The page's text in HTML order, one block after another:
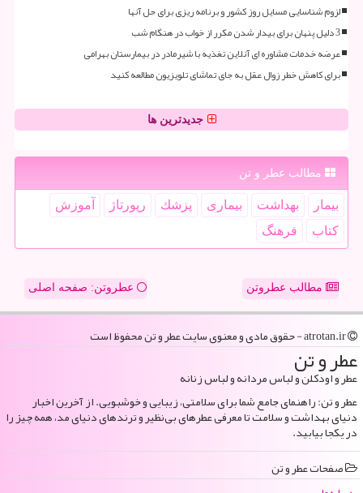
لزوم شناسایی مسایل روز کشور و برنامه ریزی برای حل آنها
3 دلیل پنهان برای بیدار شدن مکرر از خواب در هنگام شب
عرضه خدمات مشاوره ای آنلاین تغذیه با شیرمادر در بیمارستان بهرامی
برای کاهش خطر زوال عقل به جای تماشای تلویزیون مطالعه کنید
جدیدترین ها
مطالب عطر و تن
بیمار بهداشت بیماری پزشك رپورتاژ
آموزش
كتاب
فرهنگ
مطالب عطروتن عطروتن: صفحه اصلی
عطر و تن
عطر و اودکلن و لباس مردانه و لباس زنانه
عطر و تن: راهنمای جامع شما برای سلامتی، زیبایی و خوشبویی. از آخرین اخبار
دنیای بهداشت و سلامت تا معرفی عطرهای بی‌نظیر و ترندهای دنیای مد، همه چیز را
در یکجا بیابید.
صفحات عطر و تن